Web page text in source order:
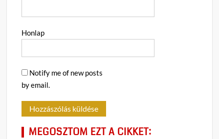
Honlap
Notify me of new posts
by email.
MEGOSZTOM EZT A CIKKET: